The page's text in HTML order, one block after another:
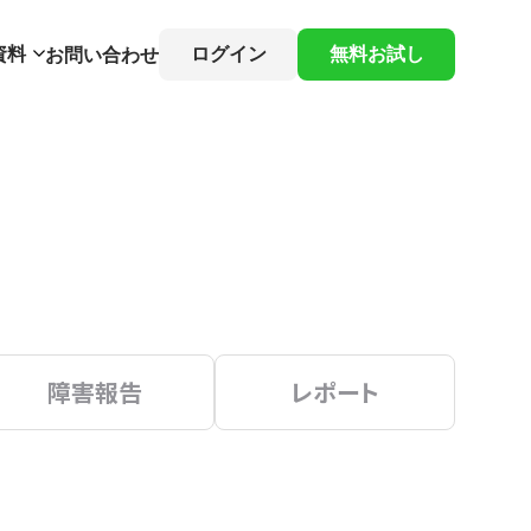
料 お問い合わせ ログイン 無料お試し
障害報告 レポート